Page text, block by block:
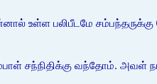
உள்ள பலிபீடமே
சந்நிதிக்கு வந்தோம். அவள்